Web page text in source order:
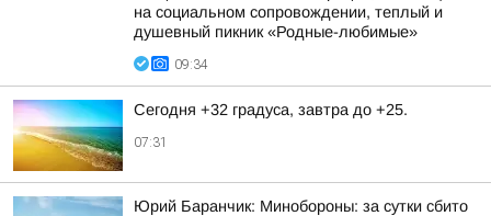
на социальном сопровождении, теплый и
душевный пикник «Родные-любимые»
09:34
Сегодня +32 градуса, завтра до +25.
07:31
Юрий Баранчик: Минобороны: за сутки сбито